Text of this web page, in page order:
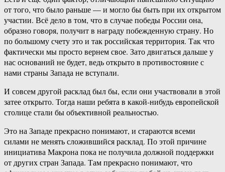
от того, что было раньше — и могло бы быть при их открытом
участии. Всё дело в том, что в случае победы России она,
образно говоря, получит в награду побежденную страну. Но
по большому счету это и так российская территория. Так что
фактически мы просто вернем свое. Зато двигаться дальше у
нас оснований не будет, ведь открыто в противостояние с
нами страны Запада не вступали.
И совсем другой расклад был бы, если они участвовали в этой
затее открыто. Тогда наши ребята в какой-нибудь европейской
столице стали бы объективной реальностью.
Это на Западе прекрасно понимают, и стараются всеми
силами не менять сложившийся расклад. По этой причине
инициатива Макрона пока не получила должной поддержки
от других стран Запада. Там прекрасно понимают, что